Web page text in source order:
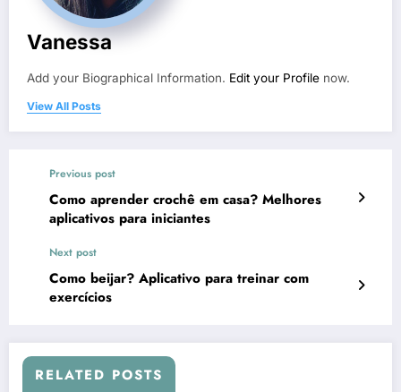
Vanessa
Add your Biographical Information. Edit your Profile now.
View All Posts
Previous post
Como aprender crochê em casa? Melhores
aplicativos para iniciantes
Next post
Como beijar? Aplicativo para treinar com
exercícios
RELATED POSTS